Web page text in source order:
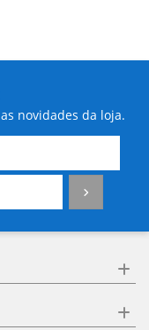
novidades da loja.